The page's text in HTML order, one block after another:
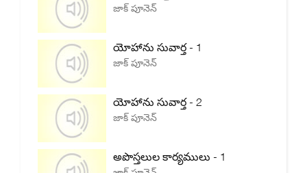
జాక్ పూనెన్
యోహాను సువార్త - 1
జాక్ పూనెన్
యోహాను సువార్త - 2
జాక్ పూనెన్
అపొస్తలుల కార్యములు - 1